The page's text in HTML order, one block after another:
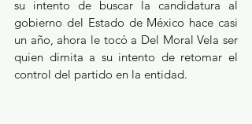
su intento de buscar la candidatura al
gobierno del Estado de México hace casi
un año, ahora le tocó a Del Moral Vela ser
quien dimita a su intento de retomar el
control del partido en la entidad.